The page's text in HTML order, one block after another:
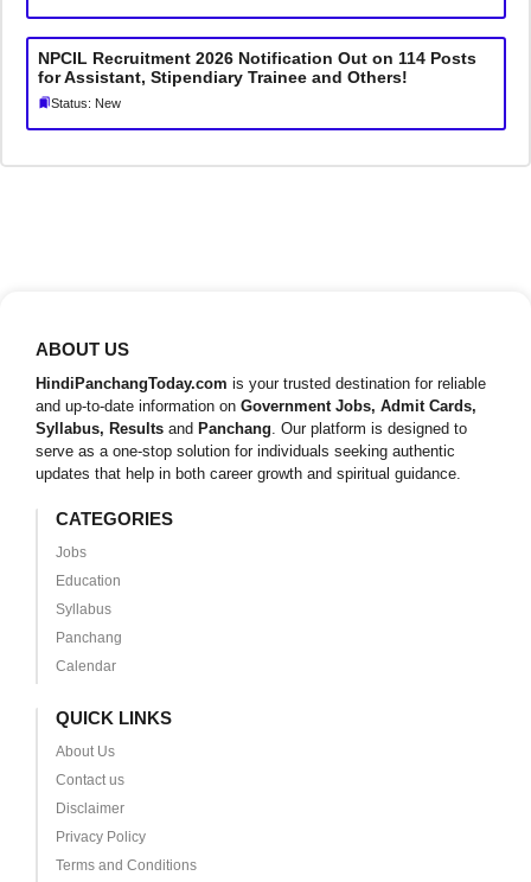
NPCIL Recruitment 2026 Notification Out on 114 Posts
for Assistant, Stipendiary Trainee and Others!
Status: New
ABOUT US
HindiPanchangToday.com is your trusted destination for reliable
and up-to-date information on Government Jobs, Admit Cards,
Syllabus, Results and Panchang. Our platform is designed to
serve as a one-stop solution for individuals seeking authentic
updates that help in both career growth and spiritual guidance.
CATEGORIES
Jobs
Education
Syllabus
Panchang
Calendar
QUICK LINKS
About Us
Contact us
Disclaimer
Privacy Policy
Terms and Conditions